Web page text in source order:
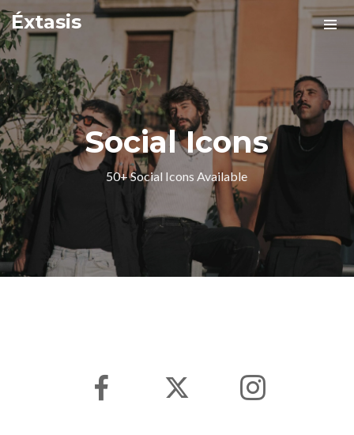
Éxtasis
Social Icons
50+ Social Icons Available